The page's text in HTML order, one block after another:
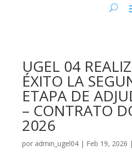
UGEL 04
ÉXITO LA
ETAPA DE
– CONTRATO
2026
por admin_ugel04| Feb 19, 2026 |